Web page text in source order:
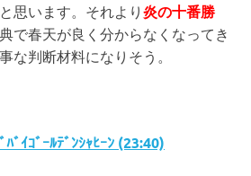
思います。それより 炎の十番勝
で春天が良く分からなくなってき
な判断材料になりそう。
ﾊﾞｲｺﾞｰﾙﾃﾞﾝｼｬﾋｰﾝ (23:40)